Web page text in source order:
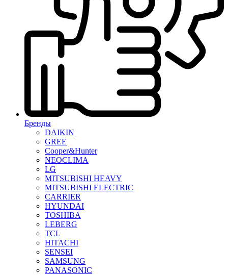
Бренды
DAIKIN
GREE
Cooper&Hunter
NEOCLIMA
LG
MITSUBISHI HEAVY
MITSUBISHI ELECTRIC
CARRIER
HYUNDAI
TOSHIBA
LEBERG
TCL
HITACHI
SENSEI
SAMSUNG
PANASONIC